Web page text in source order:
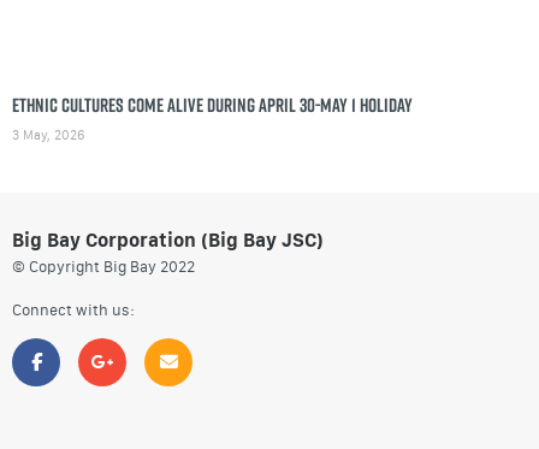
Ethnic cultures come alive during April 30-May 1 holiday
3 May, 2026
Big Bay Corporation (Big Bay JSC)
© Copyright Big Bay 2022
Connect with us: